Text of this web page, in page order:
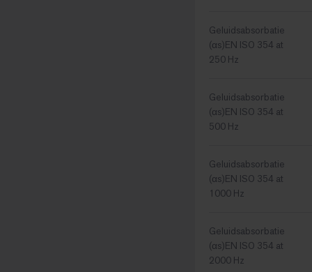
Geluidsabsorbatie
(αs)EN ISO 354 at
250 Hz
Geluidsabsorbatie
(αs)EN ISO 354 at
500 Hz
Geluidsabsorbatie
(αs)EN ISO 354 at
1000 Hz
Geluidsabsorbatie
(αs)EN ISO 354 at
2000 Hz